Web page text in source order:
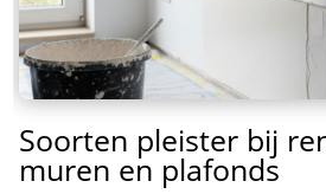
Soorten pleister bij
muren en plafonds